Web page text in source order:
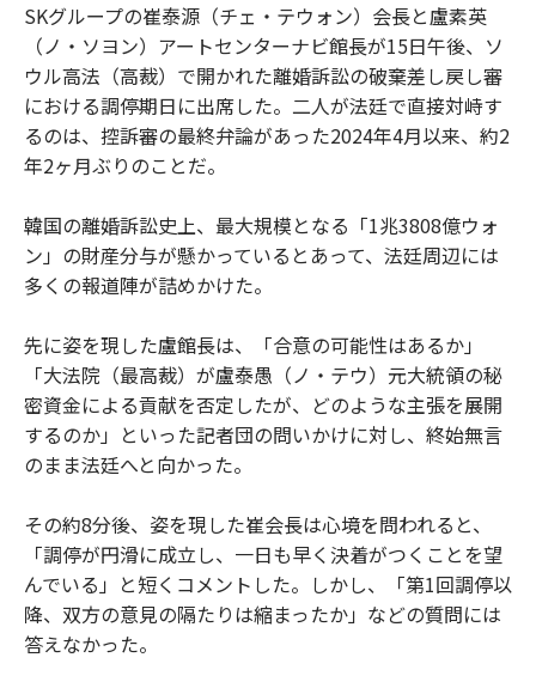
SKグループの崔泰源（チェ・テウォン）会長と盧素英
（ノ・ソヨン）アートセンターナビ館長が15日午後、ソ
ウル高法（高裁）で開かれた離婚訴訟の破棄差し戻し審
における調停期日に出席した。二人が法廷で直接対峙す
るのは、控訴審の最終弁論があった2024年4月以来、約2
年2ヶ月ぶりのことだ。
韓国の離婚訴訟史上、最大規模となる「1兆3808億ウォ
ン」の財産分与が懸かっているとあって、法廷周辺には
多くの報道陣が詰めかけた。
先に姿を現した盧館長は、「合意の可能性はあるか」
「大法院（最高裁）が盧泰愚（ノ・テウ）元大統領の秘
密資金による貢献を否定したが、どのような主張を展開
するのか」といった記者団の問いかけに対し、終始無言
のまま法廷へと向かった。
その約8分後、姿を現した崔会長は心境を問われると、
「調停が円滑に成立し、一日も早く決着がつくことを望
んでいる」と短くコメントした。しかし、「第1回調停以
降、双方の意見の隔たりは縮まったか」などの質問には
答えなかった。